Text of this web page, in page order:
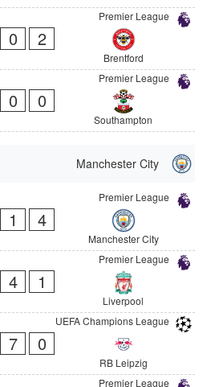
Premier League
0 2
Brentford
Premier League
0 0
Southampton
Manchester City
Premier League
1 4
Manchester City
Premier League
4 1
Liverpool
UEFA Champions League
7 0
RB Leipzig
Premier League